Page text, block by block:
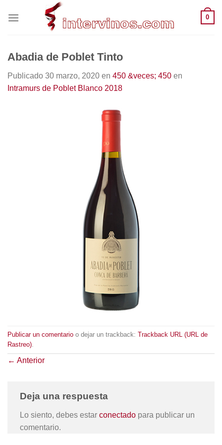
0
Abadia de Poblet Tinto
Publicado 30 marzo, 2020 en 450 &veces; 450 en
Intramurs de Poblet Blanco 2018
Publicar un comentario o dejar un trackback: Trackback URL (URL de
Rastreo)
← Anterior
Deja una respuesta
Lo siento, debes estar conectado para publicar un
comentario.